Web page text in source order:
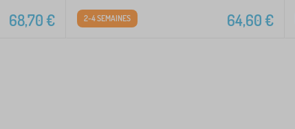
68,70€ 64,60€
2-4 SEMAINES